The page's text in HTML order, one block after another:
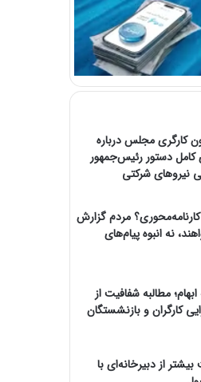
کارگری مجلس درباره
دستور رئیس‌جمهور
نیروهای شرکتی
کارنامه‌محوری؟ مردم گزارش
نه انبوه پیام‌های
مطالبه شفافیت از
کارگران و بازنشستگان
از دبیرخانه‌ای با